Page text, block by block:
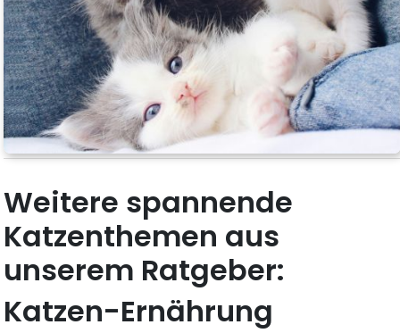
Weitere spannende
Katzenthemen aus
unserem Ratgeber:
Katzen-Ernährung